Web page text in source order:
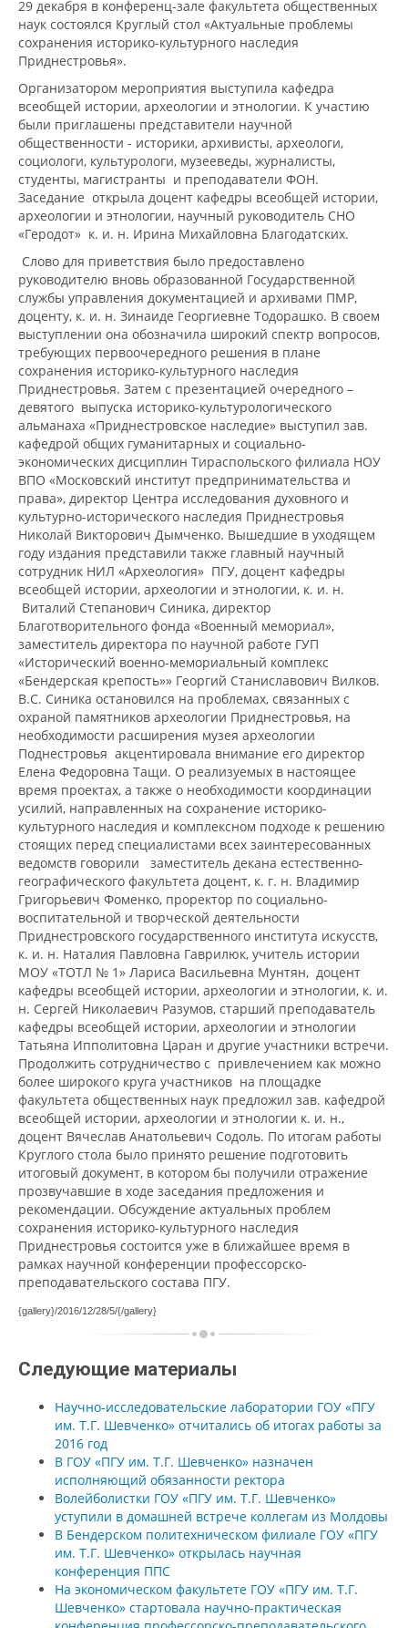
29 декабря в конференц-зале факультета общественных
наук состоялся Круглый стол «Актуальные проблемы
сохранения историко-культурного наследия
Приднестровья».
Организатором мероприятия выступила кафедра
всеобщей истории, археологии и этнологии. К участию
были приглашены представители научной
общественности - историки, архивисты, археологи,
социологи, культурологи, музееведы, журналисты,
студенты, магистранты и преподаватели ФОН.
Заседание открыла доцент кафедры всеобщей истории,
археологии и этнологии, научный руководитель СНО
«Геродот» к. и. н. Ирина Михайловна Благодатских.
Слово для приветствия было предоставлено
руководителю вновь образованной Государственной
службы управления документацией и архивами ПМР,
доценту, к. и. н. Зинаиде Георгиевне Тодорашко. В своем
выступлении она обозначила широкий спектр вопросов,
требующих первоочередного решения в плане
сохранения историко-культурного наследия
Приднестровья. Затем с презентацией очередного –
девятого выпуска историко-культурологического
альманаха «Приднестровское наследие» выступил зав.
кафедрой общих гуманитарных и социально-
экономических дисциплин Тираспольского филиала НОУ
ВПО «Московский институт предпринимательства и
права», директор Центра исследования духовного и
культурно-исторического наследия Приднестровья
Николай Викторович Дымченко. Вышедшие в уходящем
году издания представили также главный научный
сотрудник НИЛ «Археология» ПГУ, доцент кафедры
всеобщей истории, археологии и этнологии, к. и. н.
Виталий Степанович Синика, директор
Благотворительного фонда «Военный мемориал»,
заместитель директора по научной работе ГУП
«Исторический военно-мемориальный комплекс
«Бендерская крепость»» Георгий Станиславович Вилков.
В.С. Синика остановился на проблемах, связанных с
охраной памятников археологии Приднестровья, на
необходимости расширения музея археологии
Поднестровья акцентировала внимание его директор
Елена Федоровна Тащи. О реализуемых в настоящее
время проектах, а также о необходимости координации
усилий, направленных на сохранение историко-
культурного наследия и комплексном подходе к решению
стоящих перед специалистами всех заинтересованных
ведомств говорили заместитель декана естественно-
географического факультета доцент, к. г. н. Владимир
Григорьевич Фоменко, проректор по социально-
воспитательной и творческой деятельности
Приднестровского государственного института искусств,
к. и. н. Наталия Павловна Гаврилюк, учитель истории
МОУ «ТОТЛ № 1» Лариса Васильевна Мунтян, доцент
кафедры всеобщей истории, археологии и этнологии, к. и.
н. Сергей Николаевич Разумов, старший преподаватель
кафедры всеобщей истории, археологии и этнологии
Татьяна Ипполитовна Царан и другие участники встречи.
Продолжить сотрудничество с привлечением как можно
более широкого круга участников на площадке
факультета общественных наук предложил зав. кафедрой
всеобщей истории, археологии и этнологии к. и. н.,
доцент Вячеслав Анатольевич Содоль. По итогам работы
Круглого стола было принято решение подготовить
итоговый документ, в котором бы получили отражение
прозвучавшие в ходе заседания предложения и
рекомендации. Обсуждение актуальных проблем
сохранения историко-культурного наследия
Приднестровья состоится уже в ближайшее время в
рамках научной конференции профессорско-
преподавательского состава ПГУ.
{gallery}/2016/12/28/5/{/gallery}
Следующие материалы
Научно-исследовательские лаборатории ГОУ «ПГУ
им. Т.Г. Шевченко» отчитались об итогах работы за
2016 год
В ГОУ «ПГУ им. Т.Г. Шевченко» назначен
исполняющий обязанности ректора
Волейболистки ГОУ «ПГУ им. Т.Г. Шевченко»
уступили в домашней встрече коллегам из Молдовы
В Бендерском политехническом филиале ГОУ «ПГУ
им. Т.Г. Шевченко» открылась научная
конференция ППС
На экономическом факультете ГОУ «ПГУ им. Т.Г.
Шевченко» стартовала научно-практическая